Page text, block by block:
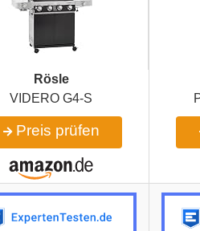
Rösle
VIDERO G4-S
Preis prüfen